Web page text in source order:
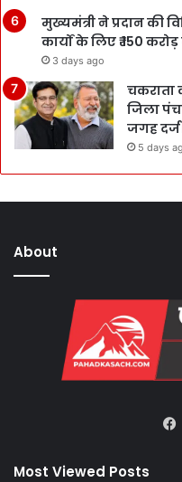
मुख्यमंत्री ने प्रदान की
कार्यों के लिए ₹ 150 करोड़
3 days ago
चकराता
जिला
जगह
5 days
About
Most Viewed Posts